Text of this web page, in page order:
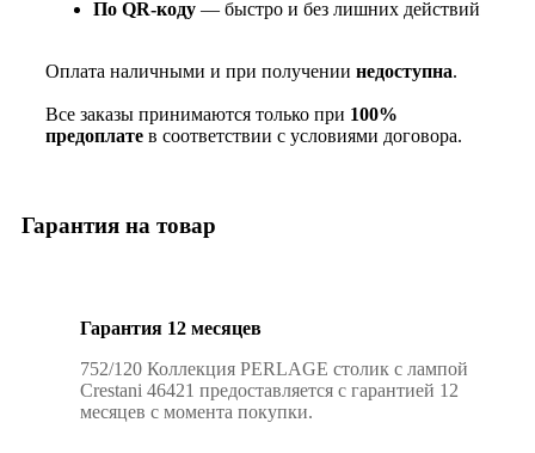
По QR‑коду — быстро и без лишних действий
Оплата наличными и при получении недоступна.
Все заказы принимаются только при 100%
предоплате в соответствии с условиями договора.
Гарантия на товар
Гарантия 12 месяцев
752/120 Коллекция PERLAGE столик с лампой
Crestani 46421 предоставляется с гарантией 12
месяцев с момента покупки.